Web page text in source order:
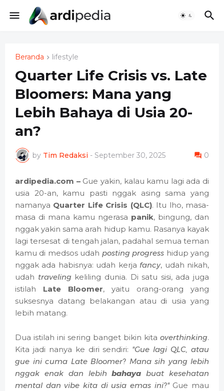
Beranda lifestyle
Quarter Life Crisis vs. Late
Bloomers: Mana yang
Lebih Bahaya di Usia 20-
an?
by Tim Redaksi - September 30, 2025 0
ardipedia.com –Gue yakin, kalau kamu lagi ada di
usia 20-an, kamu pasti nggak asing sama yang
namanya Quarter Life Crisis (QLC). Itu lho, masa-
masa di mana kamu ngerasa panik, bingung, dan
nggak yakin sama arah hidup kamu. Rasanya kayak
lagi tersesat di tengah jalan, padahal semua teman
kamu di medsos udah posting progress hidup yang
nggak ada habisnya: udah kerja fancy, udah nikah,
udah traveling keliling dunia. Di satu sisi, ada juga
istilah Late Bloomer, yaitu orang-orang yang
suksesnya datang belakangan atau di usia yang
lebih matang.
Dua istilah ini sering banget bikin kita overthinking.
Kita jadi nanya ke diri sendiri: "Gue lagi QLC, atau
gue ini cuma Late Bloomer? Mana sih yang lebih
nggak enak dan lebihbahaya buat kesehatan
mental dan vibe kita di usia emas ini?"Gue mau